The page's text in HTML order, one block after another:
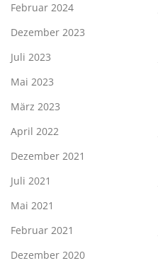
Februar 2024
Dezember 2023
Juli 2023
Mai 2023
März 2023
April 2022
Dezember 2021
Juli 2021
Mai 2021
Februar 2021
Dezember 2020